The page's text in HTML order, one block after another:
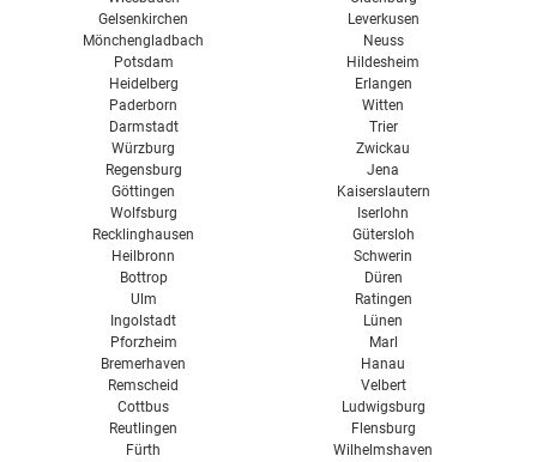
Gelsenkirchen
Mönchengladbach
Leverkusen
Neuss
Potsdam
Heidelberg
Paderborn
Darmstadt
Würzburg
Regensburg
Göttingen
Wolfsburg
Recklinghausen
Heilbronn
Bottrop
Ulm
Ingolstadt
Pforzheim
Bremerhaven
Remscheid
Cottbus
Reutlingen
Fürth
Hildesheim
Erlangen
Witten
Trier
Zwickau
Jena
Kaiserslautern
Iserlohn
Gütersloh
Schwerin
Düren
Ratingen
Lünen
Marl
Hanau
Velbert
Ludwigsburg
Flensburg
Wilhelmshaven